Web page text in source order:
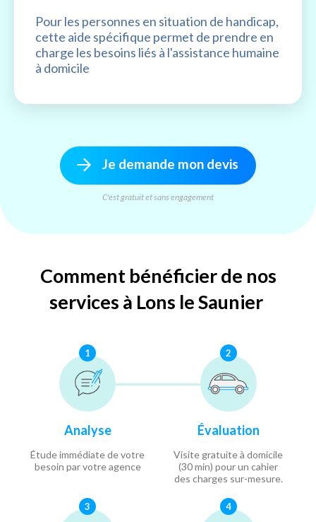
Pour les personnes en situation de handicap,
cette aide spécifique permet de prendre en
charge les besoins liés à l'assistance humaine
à domicile
Je demande mon devis
C'est gratuit et sans engagement
Comment bénéficier de nos
services à Lons le Saunier
1
Analyse
Étude immédiate de votre
besoin par votre agence
2
Évaluation
Visite gratuite à domicile
(30 min) pour un cahier
des charges sur-mesure.
3 4